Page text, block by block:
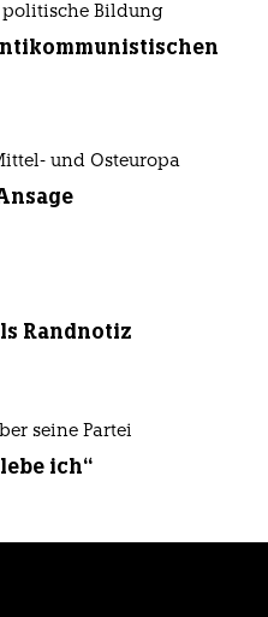
politische Bildung
und Osteuropa
Randnotiz
seine Partei
ich“